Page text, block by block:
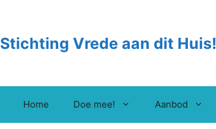
Stichting Vrede aan dit Huis!
Home Doe mee! Aanbod